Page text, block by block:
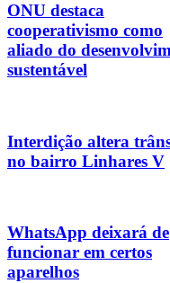
ONU destaca
cooperativismo como
aliado do
sustentável
Interdição altera
no bairro Linhares V
WhatsApp deixará de
funcionar em certos
aparelhos